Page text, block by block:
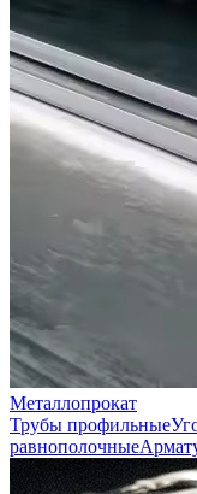
Металлопрокат
Трубы профильные
равнополочные